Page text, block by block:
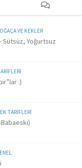
VE KEKLER
Sütsüz, Yoğurtsuz
:)
TARIFLERI
Babaeski)